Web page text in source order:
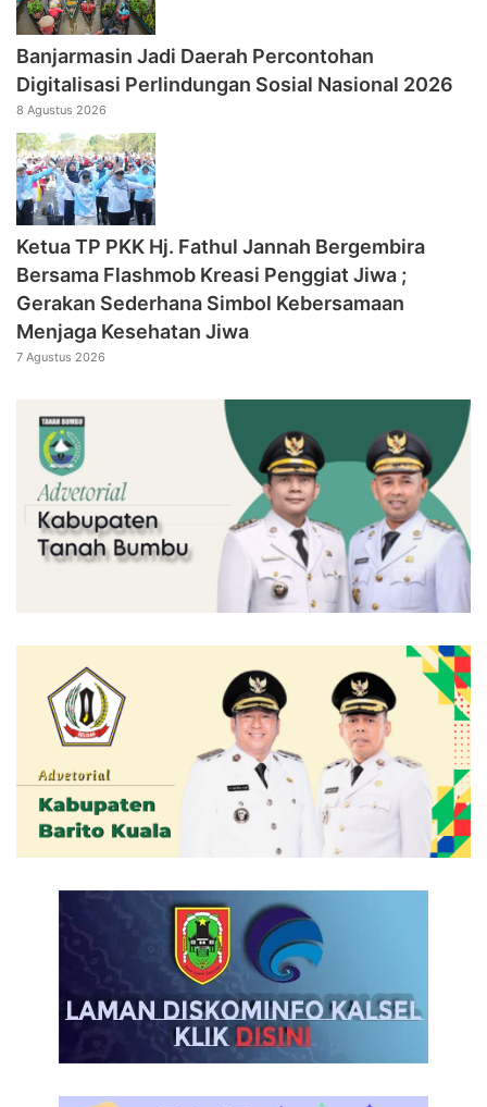
Banjarmasin Jadi Daerah Percontohan
Digitalisasi Perlindungan Sosial Nasional 2026
8 Agustus 2026
‎Ketua TP PKK Hj. Fathul Jannah Bergembira
Bersama Flashmob Kreasi Penggiat Jiwa ;
Gerakan Sederhana Simbol Kebersamaan
Menjaga Kesehatan Jiwa
7 Agustus 2026